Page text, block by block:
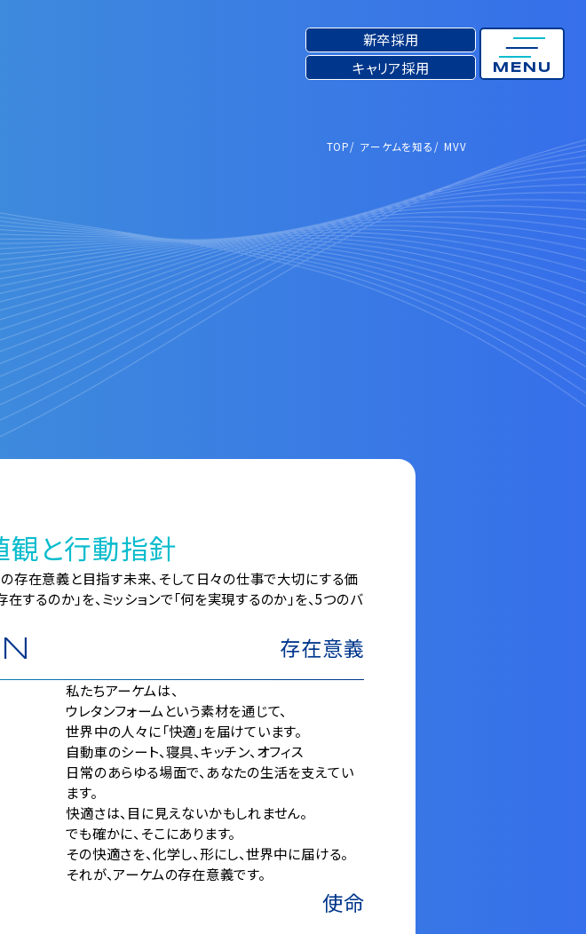
新卒採用
キャリア採用
MENU
TOP アーケムを知る
TOP アーケムを知る MVV
観と行動指針
在意義と目指す未来、そして日々の仕事で大切にする価
するのか」を、ミッションで「何を実現するのか」を、5つのバ
存在意義
私たちアーケムは、
ウレタンフォームという素材を通じて、
世界中の人々に「快適」を届けています。
自動車のシート、寝具、キッチン、オフィス――
日常のあらゆる場面で、あなたの生活を支えてい
ます。
快適さは、目に見えないかもしれません。
でも確かに、そこにあります。
その快適さを、化学し、形にし、世界中に届ける。
それが、アーケムの存在意義です。
使命